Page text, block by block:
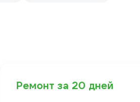
Ремонт за 20 дней